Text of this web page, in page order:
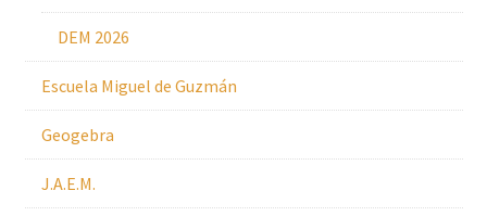
DEM 2026
Escuela Miguel de Guzmán
Geogebra
J.A.E.M.